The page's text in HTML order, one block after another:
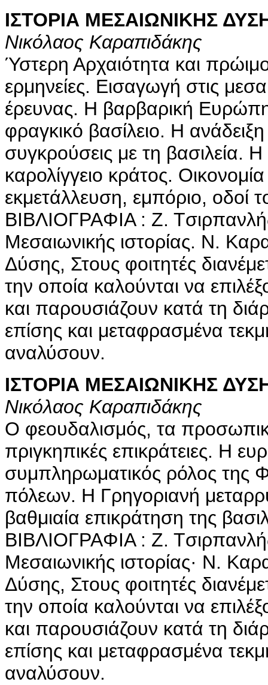
ΙΣΤΟΡΙΑ ΜΕΣΑΙΩΝΙΚΗΣ
Νικόλαος Καραπιδάκης
Ύστερη Αρχαιότητα και
ερμηνείες. Εισαγωγή στις
έρευνας. Η βαρβαρική
φραγκικό βασίλειο. Η ανάδειξη
συγκρούσεις με τη βασιλεία.
καρολίγγειο κράτος.
εκμετάλλευση, εμπόριο, οδοί
BIBΛIOΓPAΦIA : Z.
Mεσαιωνικής ιστορίας. N.
Δύσης, Στους φοιτητές
την οποία καλούνται να
και παρουσιάζουν κατά τη
επίσης και μεταφρασμένα
αναλύσουν.
ΙΣΤΟΡΙΑ ΜΕΣΑΙΩΝΙΚΗΣ
Νικόλαος Καραπιδάκης
Ο φεουδαλισμός, τα
πριγκηπικές επικράτειες. Η
συμπληρωματικός ρόλος της
πόλεων. Η Γρηγοριανή
βαθμιαία επικράτηση της
BIBΛIOΓPAΦIA : Z.
Mεσαιωνικής ιστορίας· N.
Δύσης, Στους φοιτητές
την οποία καλούνται να
και παρουσιάζουν κατά τη
επίσης και μεταφρασμένα
αναλύσουν.